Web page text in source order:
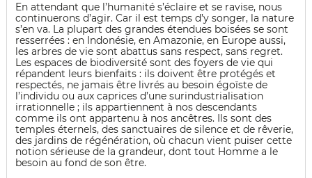
En attendant que l’humanité s’éclaire et se ravise, nous
continuerons d’agir. Car il est temps d’y songer, la nature
s’en va. La plupart des grandes étendues boisées se sont
resserrées : en Indonésie, en Amazonie, en Europe aussi,
les arbres de vie sont abattus sans respect, sans regret.
Les espaces de biodiversité sont des foyers de vie qui
répandent leurs bienfaits : ils doivent être protégés et
respectés, ne jamais être livrés au besoin égoïste de
l’individu ou aux caprices d’une surindustrialisation
irrationnelle ; ils appartiennent à nos descendants
comme ils ont appartenu à nos ancêtres. Ils sont des
temples éternels, des sanctuaires de silence et de rêverie,
des jardins de régénération, où chacun vient puiser cette
notion sérieuse de la grandeur, dont tout Homme a le
besoin au fond de son être.